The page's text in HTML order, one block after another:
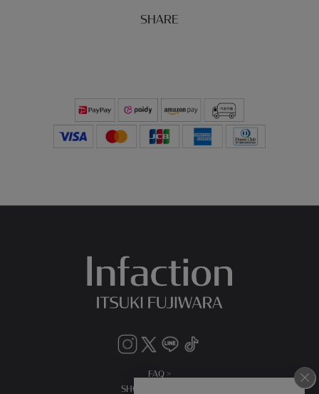
SHARE
FAQ >
SHOPPING GUIDE >